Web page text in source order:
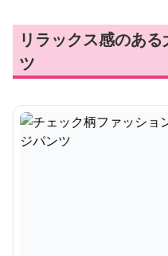
リラックス感のあ
ツ